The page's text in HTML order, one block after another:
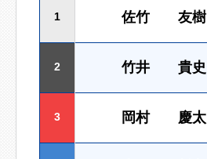
1 佐竹 友樹
2 竹井 貴史
3 岡村 慶太